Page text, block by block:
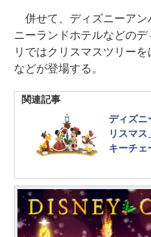
併せて、ディズニーアン
ニーランドホテルなどの
リではクリスマスツリー
などが登場する。
関連記事
ディズニ
リスマ
キーチェ